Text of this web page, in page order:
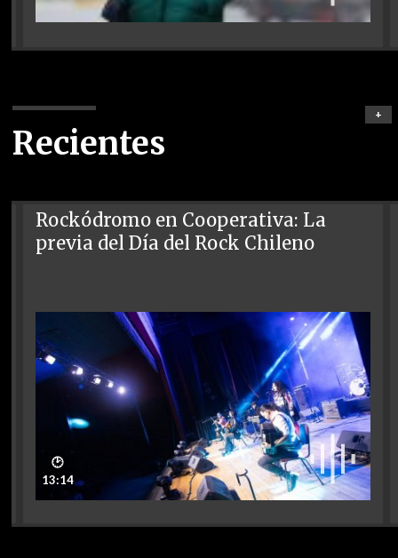
Recientes
+
Rockódromo en Cooperativa: La
previa del Día del Rock Chileno
🕑
13:14